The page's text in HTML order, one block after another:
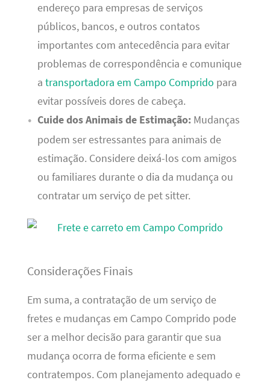
endereço para empresas de serviços
públicos, bancos, e outros contatos
importantes com antecedência para evitar
problemas de correspondência e comunique
a transportadora em Campo Comprido para
evitar possíveis dores de cabeça.
Cuide dos Animais de Estimação:Mudanças
podem ser estressantes para animais de
estimação. Considere deixá-los com amigos
ou familiares durante o dia da mudança ou
contratar um serviço de pet sitter.
Considerações Finais
Em suma, a contratação de um serviço de
fretes e mudanças em Campo Comprido pode
ser a melhor decisão para garantir que sua
mudança ocorra de forma eficiente e sem
contratempos. Com planejamento adequado e